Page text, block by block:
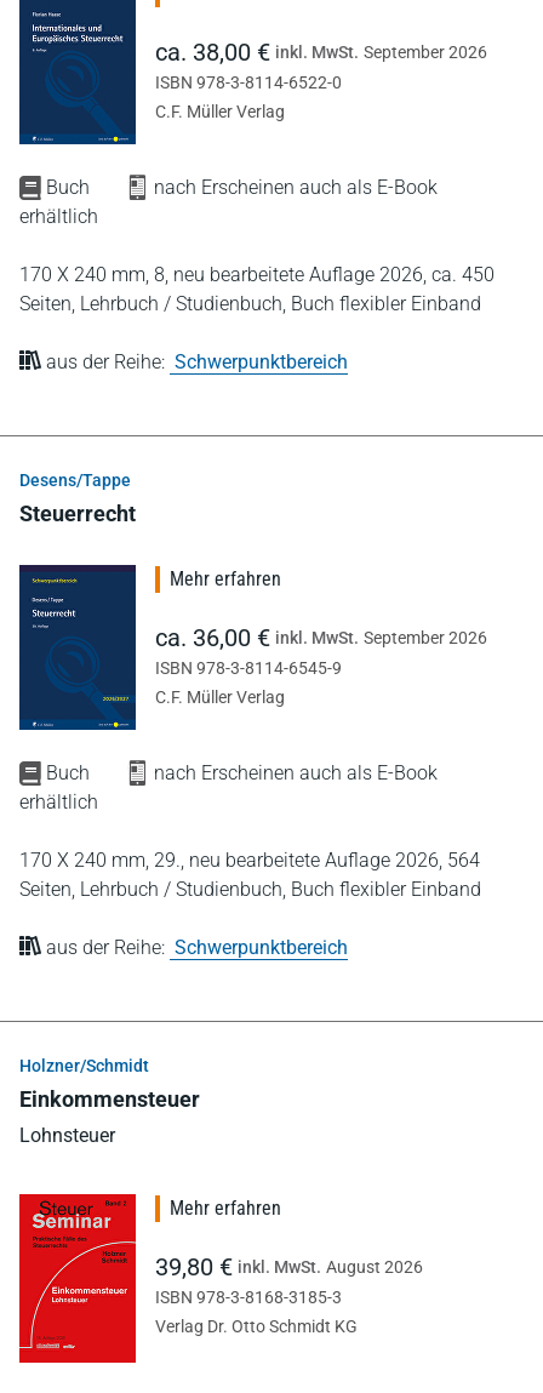
Buch
nach Erscheinen auch als E-Book
erhältlich
170 X 240 mm, 8, neu bearbeitete Auflage 2026, ca. 450
Seiten, Lehrbuch / Studienbuch, Buch flexibler Einband
aus der Reihe: Schwerpunktbereich
ca. 38,00 € inkl. MwSt. September 2026
ISBN 978-3-8114-6522-0
C.F. Müller Verlag
Desens/Tappe
Steuerrecht
Buch
nach Erscheinen auch als E-Book
erhältlich
170 X 240 mm, 29., neu bearbeitete Auflage 2026, 564
Seiten, Lehrbuch / Studienbuch, Buch flexibler Einband
aus der Reihe: Schwerpunktbereich
Mehr erfahren
ca. 36,00 € inkl. MwSt. September 2026
ISBN 978-3-8114-6545-9
C.F. Müller Verlag
Holzner/Schmidt
Einkommensteuer
Lohnsteuer
Mehr erfahren
39,80 € inkl. MwSt. August 2026
ISBN 978-3-8168-3185-3
Verlag Dr. Otto Schmidt KG